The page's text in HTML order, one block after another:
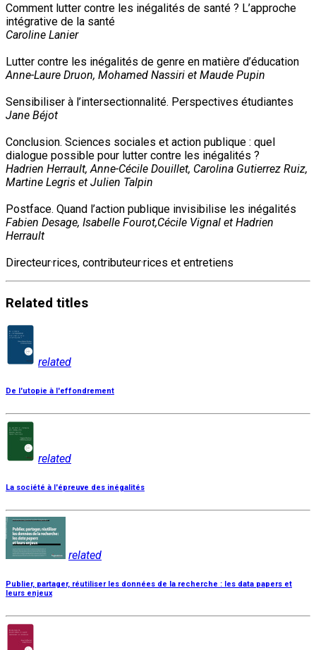
Comment lutter contre les inégalités de santé ? L’approche
intégrative de la santé
Caroline Lanier
Lutter contre les inégalités de genre en matière d’éducation
Anne-Laure Druon, Mohamed Nassiri et Maude Pupin
Sensibiliser à l’intersectionnalité. Perspectives étudiantes
Jane Béjot
Conclusion. Sciences sociales et action publique : quel
dialogue possible pour lutter contre les inégalités ?
Hadrien Herrault, Anne-Cécile Douillet, Carolina Gutierrez Ruiz,
Martine Legris et Julien Talpin
Postface. Quand l’action publique invisibilise les inégalités
Fabien Desage, Isabelle Fourot,Cécile Vignal et Hadrien
Herrault
Directeur·rices, contributeur·rices et entretiens
Related titles
related
De l'utopie à l'effondrement
related
La société à l'épreuve des inégalités
related
Publier, partager, réutiliser les données de la recherche : les data papers et
leurs enjeux